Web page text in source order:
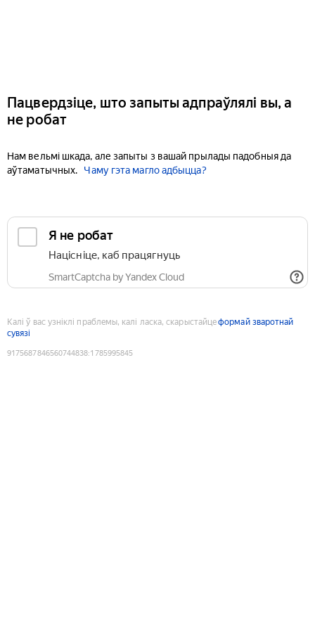
Пацвердзіце, што запыты адпраўлялі вы, а
не робат
Нам вельмі шкада, але запыты з вашай прылады падобныя да
аўтаматычных.
Чаму гэта магло адбыцца?
Я не робат
Націсніце, каб працягнуць
SmartCaptcha by Yandex Cloud
Калі ў вас узніклі праблемы, калі ласка, скарыстайцеформай зваротнай
сувязі
9175687846560744838:1785995845